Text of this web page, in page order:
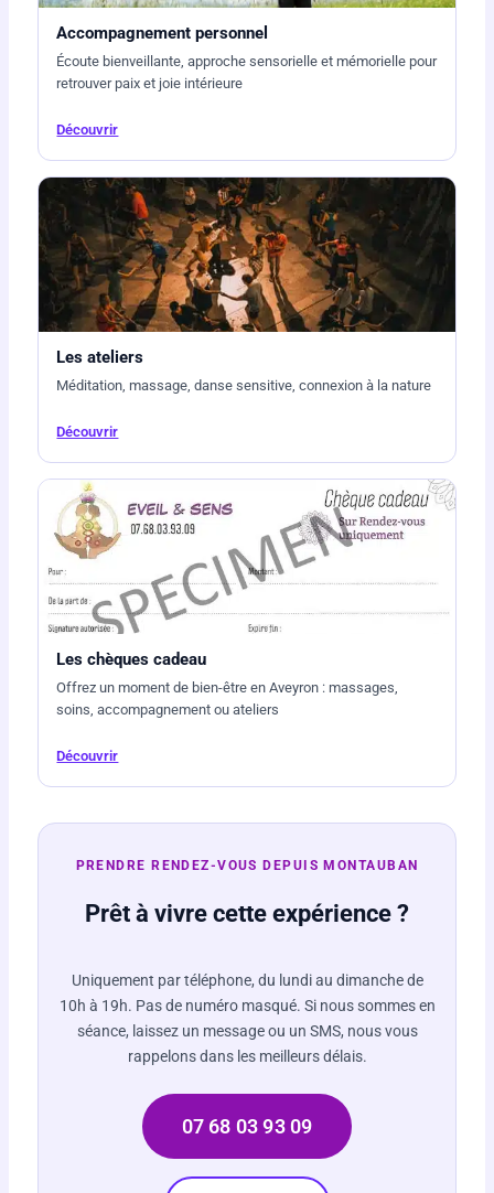
Accompagnement personnel
Écoute bienveillante, approche sensorielle et mémorielle pour
retrouver paix et joie intérieure
Découvrir
Les ateliers
Méditation, massage, danse sensitive, connexion à la nature
Découvrir
Les chèques cadeau
Offrez un moment de bien-être en Aveyron : massages,
soins, accompagnement ou ateliers
Découvrir
PRENDRE RENDEZ-VOUS DEPUIS MONTAUBAN
Prêt à vivre cette expérience ?
Uniquement par téléphone, du lundi au dimanche de
10h à 19h. Pas de numéro masqué. Si nous sommes en
séance, laissez un message ou un SMS, nous vous
rappelons dans les meilleurs délais.
07 68 03 93 09